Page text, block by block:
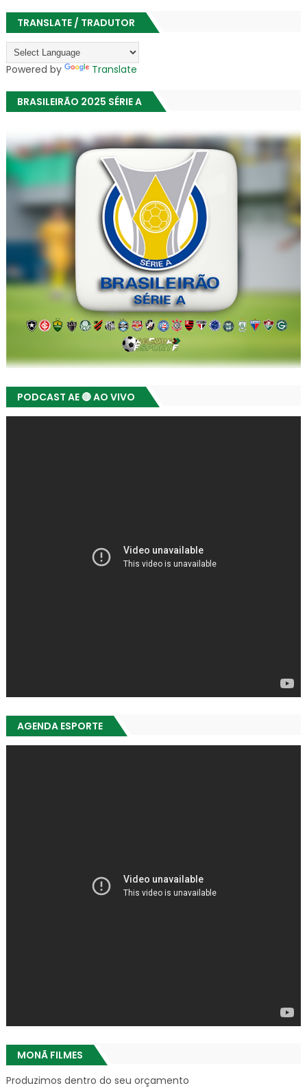
TRANSLATE / TRADUTOR
Powered by Translate
BRASILEIRÃO 2025 SÉRIE A
PODCAST AE 🔴 AO VIVO
AGENDA ESPORTE
MONÃ FILMES
Produzimos dentro do seu orçamento